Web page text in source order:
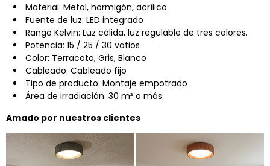
Material: Metal, hormigón, acrílico
Fuente de luz: LED integrado
Rango Kelvin: Luz cálida, luz regulable de tres colores.
Potencia: 15 / 25 / 30 vatios
Color: Terracota, Gris, Blanco
Cableado: Cableado fijo
Tipo de producto: Montaje empotrado
Área de irradiación: 30 m² o más
Amado por nuestros clientes